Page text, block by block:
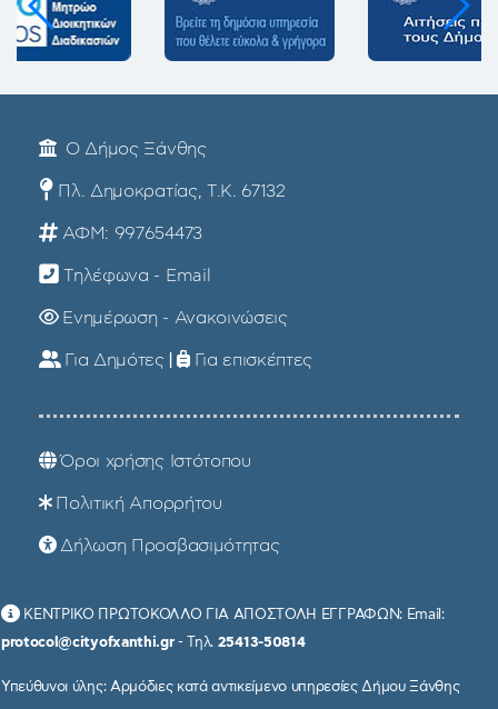
Ο Δήμος Ξάνθης
Πλ. Δημοκρατίας, Τ.Κ. 67132
ΑΦΜ: 997654473
Τηλέφωνα - Email
Ενημέρωση - Ανακοινώσεις
Για Δημότες | Για επισκέπτες
Όροι χρήσης Ιστότοπου
Πολιτική Απορρήτου
Δήλωση Προσβασιμότητας
ΚΕΝΤΡΙΚΟ ΠΡΩΤΟΚΟΛΛΟ ΓΙΑ ΑΠΟΣΤΟΛΗ ΕΓΓΡΑΦΩΝ: Email:
protocol@cityofxanthi.gr- Τηλ. 25413-50814
Υπεύθυνοι ύλης: Αρμόδιες κατά αντικείμενο υπηρεσίες Δήμου Ξάνθης